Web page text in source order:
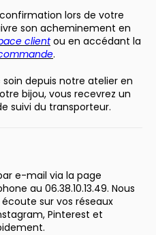
lors de votre
son acheminement en
clientou en accédant la
.
depuis notre atelier en
bijou, vous recevrez un
suivi du transporteur.
e-mail via la page
au 06.38.10.13.49. Nous
sur vos réseaux
Pinterest et